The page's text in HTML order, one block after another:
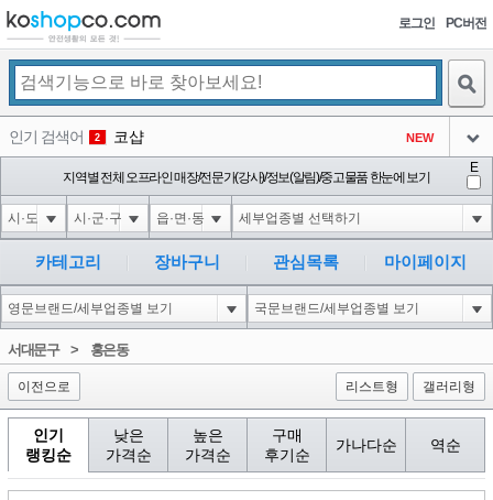
로그인 PC버전
인기 검색어 2 코샵 NEW
3 익스
아이콘
4 1'||DBMS_PIPE.RECEIVE_MESSAGE(CHR(98)||CHR(98)||CHR(98),15)||'
아이콘
5 1-1 waitfor delay '0:0:15' --
아이콘
1
6 1-1); waitfor delay '0:0:15' --
아이콘
1
1
지역별 전체 오프라인 매장/전문가(강사)/정보(알림)/중고물품 한눈에 보기
E
카테고리 장바구니 관심목록 마이페이지
서대문구> 홍은동
이전으로 리스트형 갤러리형
인기
랭킹순
낮은
가격순
높은
가격순
구매
후기순
가나다순 역순